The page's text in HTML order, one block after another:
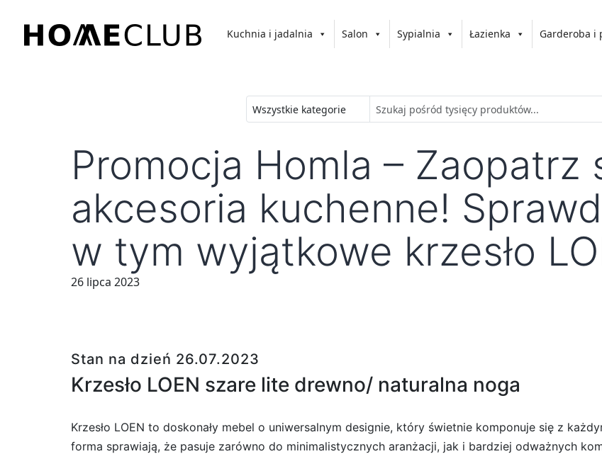
treści
Kuchnia i jadalnia Salon Sypialnia Łazienka Garderoba i
Promocja Homla – Zaopatrz
akcesoria kuchenne!
w tym wyjątkowe krzesło
26 lipca 2023
Stan na dzień 26.07.2023
Krzesło LOEN szare lite drewno/ naturalna noga
Krzesło LOEN to doskonały mebel o uniwersalnym designie, który świetnie komponuje się z
forma sprawiają, że pasuje zarówno do minimalistycznych aranżacji, jak i bardziej odważnych